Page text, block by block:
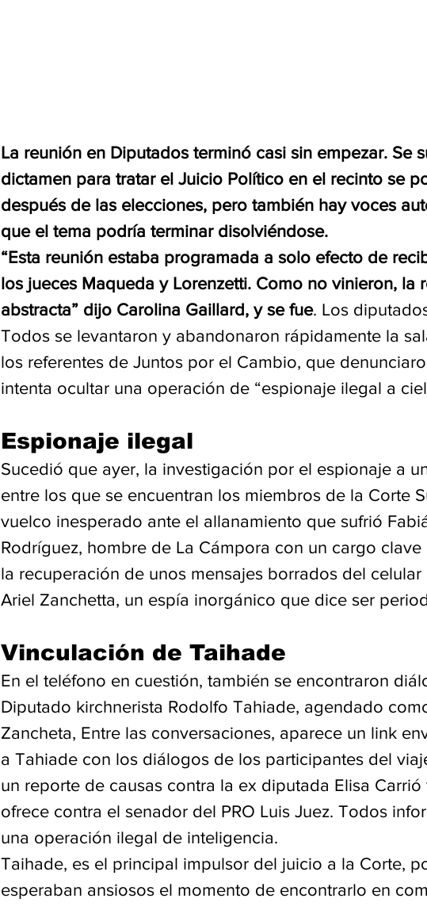
La reunión en Diputados terminó casi sin empezar. Se
dictamen para tratar el Juicio Político en el recinto se
después de las elecciones, pero también hay voces
que el tema podría terminar disolviéndose.
“Esta reunión estaba programada a solo efecto de
los jueces Maqueda y Lorenzetti. Como no vinieron, la
abstracta” dijo Carolina Gaillard, y se fue. Los
Todos se levantaron y abandonaron rápidamente la
los referentes de Juntos por el Cambio, que
intenta ocultar una operación de “espionaje ilegal a
Espionaje ilegal
Sucedió que ayer, la investigación por el espionaje a
entre los que se encuentran los miembros de la Corte
vuelco inesperado ante el allanamiento que sufrió
Rodríguez, hombre de La Cámpora con un cargo clave
la recuperación de unos mensajes borrados del
Ariel Zanchetta, un espía inorgánico que dice ser
Vinculación de Taihade
En el teléfono en cuestión, también se encontraron
Diputado kirchnerista Rodolfo Tahiade, agendado
Zancheta, Entre las conversaciones, aparece un link
a Tahiade con los diálogos de los participantes del
un reporte de causas contra la ex diputada Elisa
ofrece contra el senador del PRO Luis Juez. Todos
una operación ilegal de inteligencia.
Taihade, es el principal impulsor del juicio a la Corte,
esperaban ansiosos el momento de encontrarlo en